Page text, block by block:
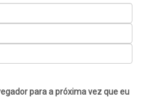
para a próxima vez que eu